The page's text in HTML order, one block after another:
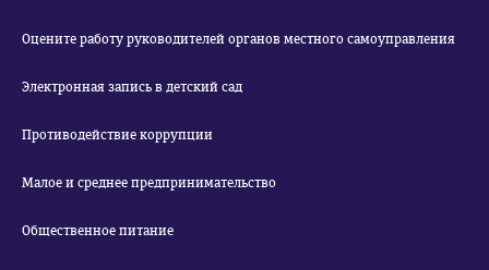
Оцените работу руководителей органов местного самоуправления
Электронная запись в детский сад
Противодействие коррупции
Малое и среднее предпринимательство
Общественное питание